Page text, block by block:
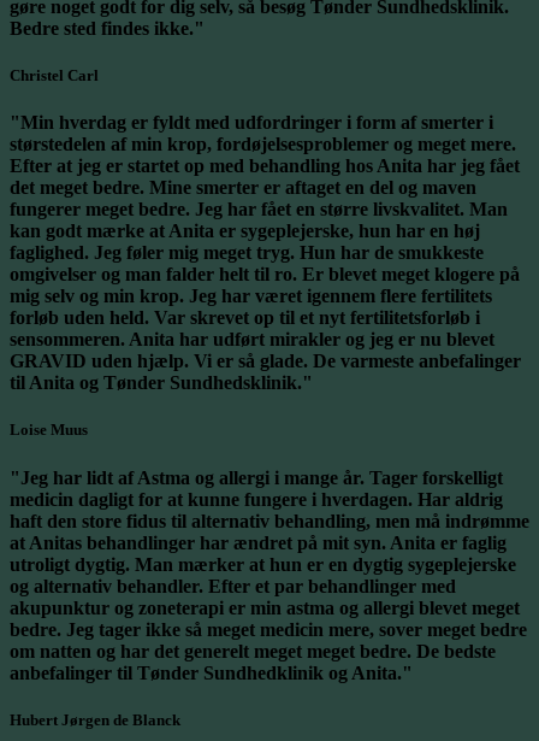
gøre noget godt for dig selv, så besøg Tønder Sundhedsklinik.
Bedre sted findes ikke."
Christel Carl
"Min hverdag er fyldt med udfordringer i form af smerter i
størstedelen af min krop, fordøjelsesproblemer og meget mere.
Efter at jeg er startet op med behandling hos Anita har jeg fået
det meget bedre. Mine smerter er aftaget en del og maven
fungerer meget bedre. Jeg har fået en større livskvalitet. Man
kan godt mærke at Anita er sygeplejerske, hun har en høj
faglighed. Jeg føler mig meget tryg. Hun har de smukkeste
omgivelser og man falder helt til ro. Er blevet meget klogere på
mig selv og min krop. Jeg har været igennem flere fertilitets
forløb uden held. Var skrevet op til et nyt fertilitetsforløb i
sensommeren. Anita har udført mirakler og jeg er nu blevet
GRAVID uden hjælp. Vi er så glade. De varmeste anbefalinger
til Anita og Tønder Sundhedsklinik."
Loise Muus
"Jeg har lidt af Astma og allergi i mange år. Tager forskelligt
medicin dagligt for at kunne fungere i hverdagen. Har aldrig
haft den store fidus til alternativ behandling, men må indrømme
at Anitas behandlinger har ændret på mit syn. Anita er faglig
utroligt dygtig. Man mærker at hun er en dygtig sygeplejerske
og alternativ behandler. Efter et par behandlinger med
akupunktur og zoneterapi er min astma og allergi blevet meget
bedre. Jeg tager ikke så meget medicin mere, sover meget bedre
om natten og har det generelt meget meget bedre. De bedste
anbefalinger til Tønder Sundhedklinik og Anita."
Hubert Jørgen de Blanck